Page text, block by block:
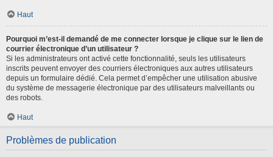
Haut
Pourquoi m’est-il demandé de me connecter lorsque je clique sur le lien de
courrier électronique d’un utilisateur ?
Si les administrateurs ont activé cette fonctionnalité, seuls les utilisateurs
inscrits peuvent envoyer des courriers électroniques aux autres utilisateurs
depuis un formulaire dédié. Cela permet d’empêcher une utilisation abusive
du système de messagerie électronique par des utilisateurs malveillants ou
des robots.
Haut
Problèmes de publication